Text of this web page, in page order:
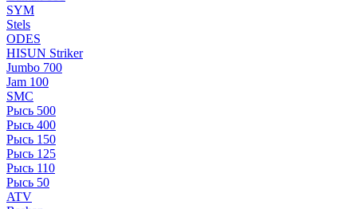
SYM
Stels
ОDЕS
HISUN Striker
Jumbo 700
Jam 100
SMC
Рысь 500
Рысь 400
Рысь 150
Рысь 125
Рысь 110
Рысь 50
ATV